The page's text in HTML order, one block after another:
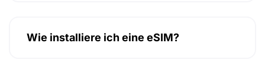
Wie installiere ich eine eSIM?